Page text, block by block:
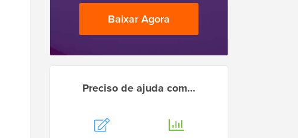
Baixar Agora
Preciso de ajuda com…